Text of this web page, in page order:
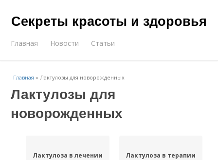
Секреты красоты и здоровья
Главная Новости Статьи
Главная »Лактулозы для новорожденных
Лактулозы для
новорожденных
Лактулоза в лечении Лактулоза в терапии